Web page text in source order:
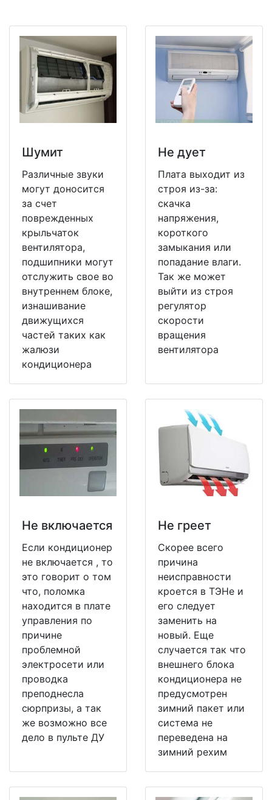
Шумит
Различные звуки
могут доносится
за счет
поврежденных
крыльчаток
вентилятора,
подшипники могут
отслужить свое во
внутреннем блоке,
изнашивание
движущихся
частей таких как
жалюзи
кондиционера
Не дует
Плата выходит из
строя из-за:
скачка
напряжения,
короткого
замыкания или
попадание влаги.
Так же может
выйти из строя
регулятор
скорости
вращения
вентилятора
Не включается
Если кондиционер
не включается , то
это говорит о том
что, поломка
находится в плате
управления по
причине
проблемной
электросети или
проводка
преподнесла
сюрпризы, а так
же возможно все
дело в пульте ДУ
Не греет
Скорее всего
причина
неисправности
кроется в ТЭНе и
его следует
заменить на
новый. Еще
случается так что
внешнего блока
кондиционера не
предусмотрен
зимний пакет или
система не
переведена на
зимний рехим